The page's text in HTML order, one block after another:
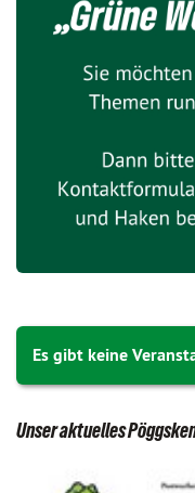
Es gibt keine
Unser aktuelles